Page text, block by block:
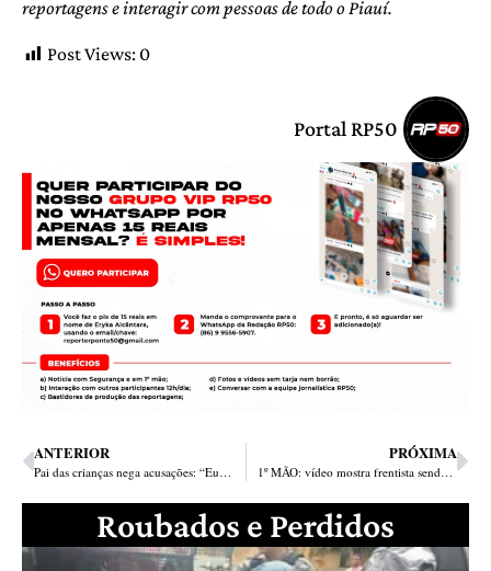
reportagens e interagir com pessoas de todo o Piauí.
Post Views: 0
Portal RP50
ANTERIOR
Pai das crianças nega acusações: “Eu estou com a guarda”
PRÓXIMA
1º MÃO: vídeo mostra frentista sendo executado em Teresina
Roubados e Perdidos